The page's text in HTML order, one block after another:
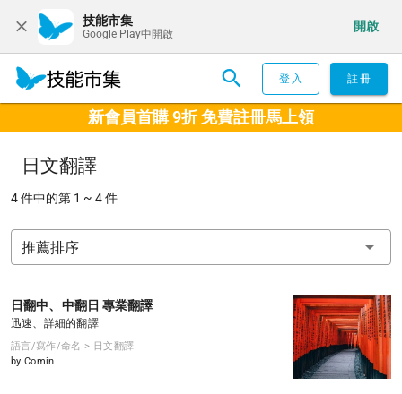
技能市集
Google Play中開啟
開啟
登入 註冊
新會員首購 9折 免費註冊馬上領
日文翻譯
4 件中的第 1 ~ 4 件
推薦排序
日翻中、中翻日 專業翻譯
迅速、詳細的翻譯
語言/寫作/命名 > 日文翻譯
by Comin